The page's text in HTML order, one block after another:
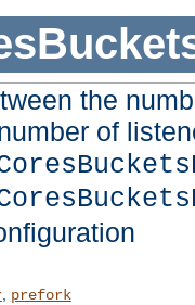
the
of
, prefork